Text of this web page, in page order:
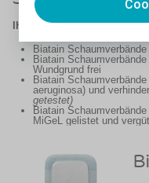
Ihre Vorteile im Überblick:
Biatain
Biatain
Wundgrund frei
Biatain
aeruginosa) und
getestet)
Biatain
MiGeL gelistet und